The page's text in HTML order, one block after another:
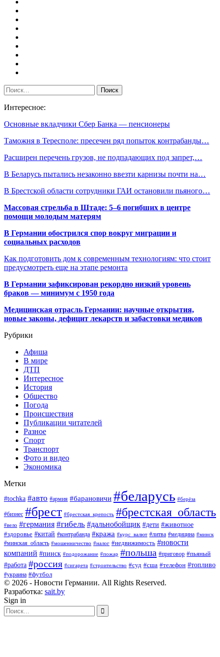
Интересное:
Основные вкладчики Сбер Банка — пенсионеры
Таможня в Тересполе: пресечен ряд попыток контрабанды…
Расширен перечень грузов, не подпадающих под запрет,…
В Беларусь пытались незаконно ввезти карнизы почти на…
В Брестской области сотрудники ГАИ остановили пьяного…
Массовая стрельба в Штаде: 5–6 погибших в центре
помощи молодым матерям
В Германии обострился спор вокруг миграции и
социальных расходов
Как подготовить дом к современным технологиям: что стоит
предусмотреть еще на этапе ремонта
В Германии зафиксирован рекордно низкий уровень
браков — минимум с 1950 года
Медицинская отрасль Германии: научные открытия,
новые законы, дефицит лекарств и забастовки медиков
Рубрики
Афиша
В мире
ДТП
Интересное
История
Общество
Погода
Происшествия
Публикации читателей
Разное
Спорт
Транспорт
Фото и видео
Экономика
Метки
#tochka #авто #армия #барановичи #беларусь #берёза
#бизнес #брест #брестская_крепость #брестская_область
#вело #германия #гибель #дальнобойщик #дети #животное
#здоровье #китай #контрабанда #кража #курс_валют #литва #медицина #минск
#минская_область #мошенничество #налог #недвижимость #новости
компаний #пинск #подорожание #пожар #польша #приговор #пьяный
#работа #россия #сигарета #строительство #суд #сша #телефон #топливо
#украина #футбол
© 2026 - Новости Германии. All Rights Reserved.
Разработка: sait.by
Sign in